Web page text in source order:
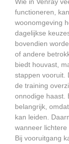
Wie in Venray
functioneren,
woonomgeving
dagelijkse
bovendien
of andere
biedt houvast,
stappen vooruit.
de training
onnodige haast.
belangrijk,
kan leiden.
wanneer
Bij vooruitgang